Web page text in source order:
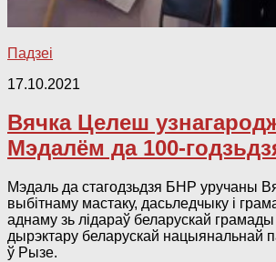
Падзеі
17.10.2021
Вячка Целеш
Мэдалём да 100-
Мэдаль да стагодзьдзя БНР уручаны
выбітнаму мастаку, дасьледчыку і
аднаму зь лідараў беларускай
дырэктару беларускай нацыянальнай
ў Рызе.